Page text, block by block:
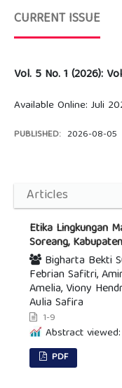
CURRENT ISSUE
Vol. 5 No. 1 (2026):
Available Online: Juli
PUBLISHED: 2026-08-05
Articles
Etika Lingkungan
Soreang,
Bigharta Bekti
Febrian Safitri,
Amelia, Viony
Aulia Safira
1-9
Abstract viewed:
PDF